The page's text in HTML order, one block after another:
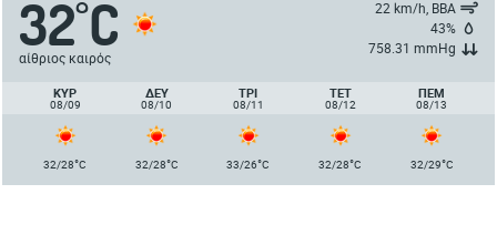
32°C
αίθριος καιρός
22 km/h, ΒΒΑ
43%
758.31 mmHg
ΚΥΡ
08/09
ΔΕΥ
08/10
ΤΡΙ
08/11
ΤΕΤ
08/12
ΠΈΜ
08/13
32/28°C 32/28°C 33/26°C 32/28°C 32/29°C